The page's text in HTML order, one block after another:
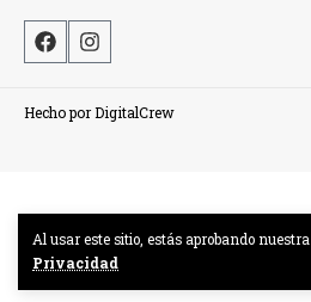
Al usar este sitio, estás aprobando nuestra
Privacidad
Hecho por DigitalCrew